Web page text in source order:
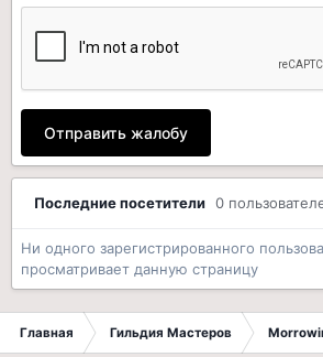
Отправить жалобу
Последние посетители 0
Ни одного зарегистрированного
просматривает данную страницу
Главная Гильдия Мастеров